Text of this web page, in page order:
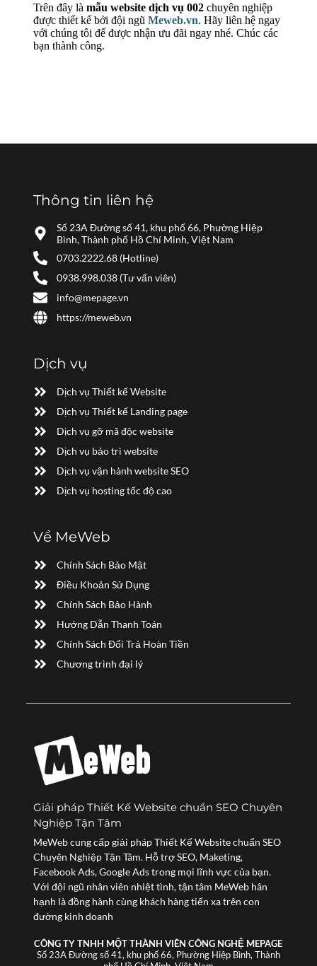
Trên đây là mẫu website dịch vụ 002chuyên nghiệp
được thiết kế bởi đội ngũ Meweb.vn. Hãy liên hệ ngay
với chúng tôi để được nhận ưu đãi ngay nhé. Chúc các
bạn thành công.
Thông tin liên hệ
Số 23A Đường số 41, khu phố 66, Phường Hiệp
Bình, Thành phố Hồ Chí Minh, Việt Nam
0703.2222.68 (Hotline)
0938.998.038 (Tư vấn viên)
info@mepage.vn
https://meweb.vn
Dịch vụ
Dịch vụ Thiết kế Website
Dịch vụ Thiết kế Landing page
Dịch vụ gỡ mã độc website
Dịch vụ bảo trì website
Dịch vụ vận hành website SEO
Dịch vụ hosting tốc độ cao
Về MeWeb
Chính Sách Bảo Mật
Điều Khoản Sử Dụng
Chính Sách Bảo Hành
Hướng Dẫn Thanh Toán
Chính Sách Đổi Trả Hoàn Tiền
Chương trình đại lý
Giải pháp Thiết Kế Website chuẩn SEO Chuyên
Nghiệp Tận Tâm
MeWeb cung cấp giải pháp Thiết Kế Website chuẩn SEO
Chuyên Nghiệp Tận Tâm. Hỗ trợ SEO, Maketing,
Facebook Ads, Google Ads trong mọi lĩnh vực của bạn.
Với đội ngũ nhân viên nhiệt tình, tận tâm MeWeb hân
hạnh là đồng hành cùng khách hàng tiến xa trên con
đường kinh doanh
CÔNG TY TNHH MỘT THÀNH VIÊN CÔNG NGHỆ MEPAGE
Số 23A Đường số 41, khu phố 66, Phường Hiệp Bình, Thành